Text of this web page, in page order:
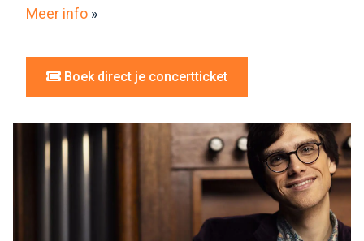
Meer info »
Boek direct je concertticket